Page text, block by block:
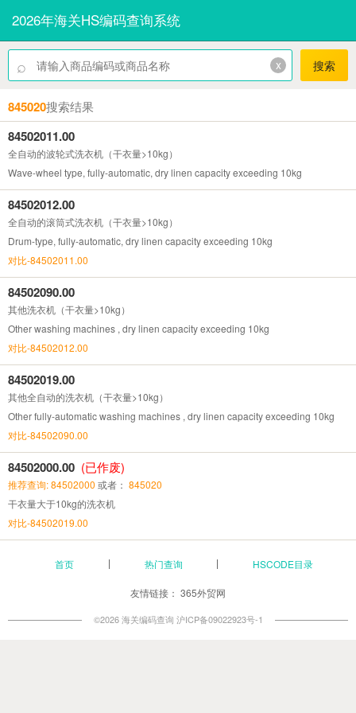
2026年海关HS编码查询系统
⌕ x 搜索
845020搜索结果
84502011.00
全自动的波轮式洗衣机（干衣量>10kg）
Wave-wheel type, fully-automatic, dry linen capacity exceeding 10kg
84502012.00
全自动的滚筒式洗衣机（干衣量>10kg）
Drum-type, fully-automatic, dry linen capacity exceeding 10kg
对比-84502011.00
84502090.00
其他洗衣机（干衣量>10kg）
Other washing machines , dry linen capacity exceeding 10kg
对比-84502012.00
84502019.00
其他全自动的洗衣机（干衣量>10kg）
Other fully-automatic washing machines , dry linen capacity exceeding 10kg
对比-84502090.00
84502000.00 (已作废)
推荐查询: 84502000 或者： 845020
干衣量大于10kg的洗衣机
对比-84502019.00
首页 热门查询 HSCODE目录
友情链接： 365外贸网
©2026 海关编码查询 沪ICP备09022923号-1